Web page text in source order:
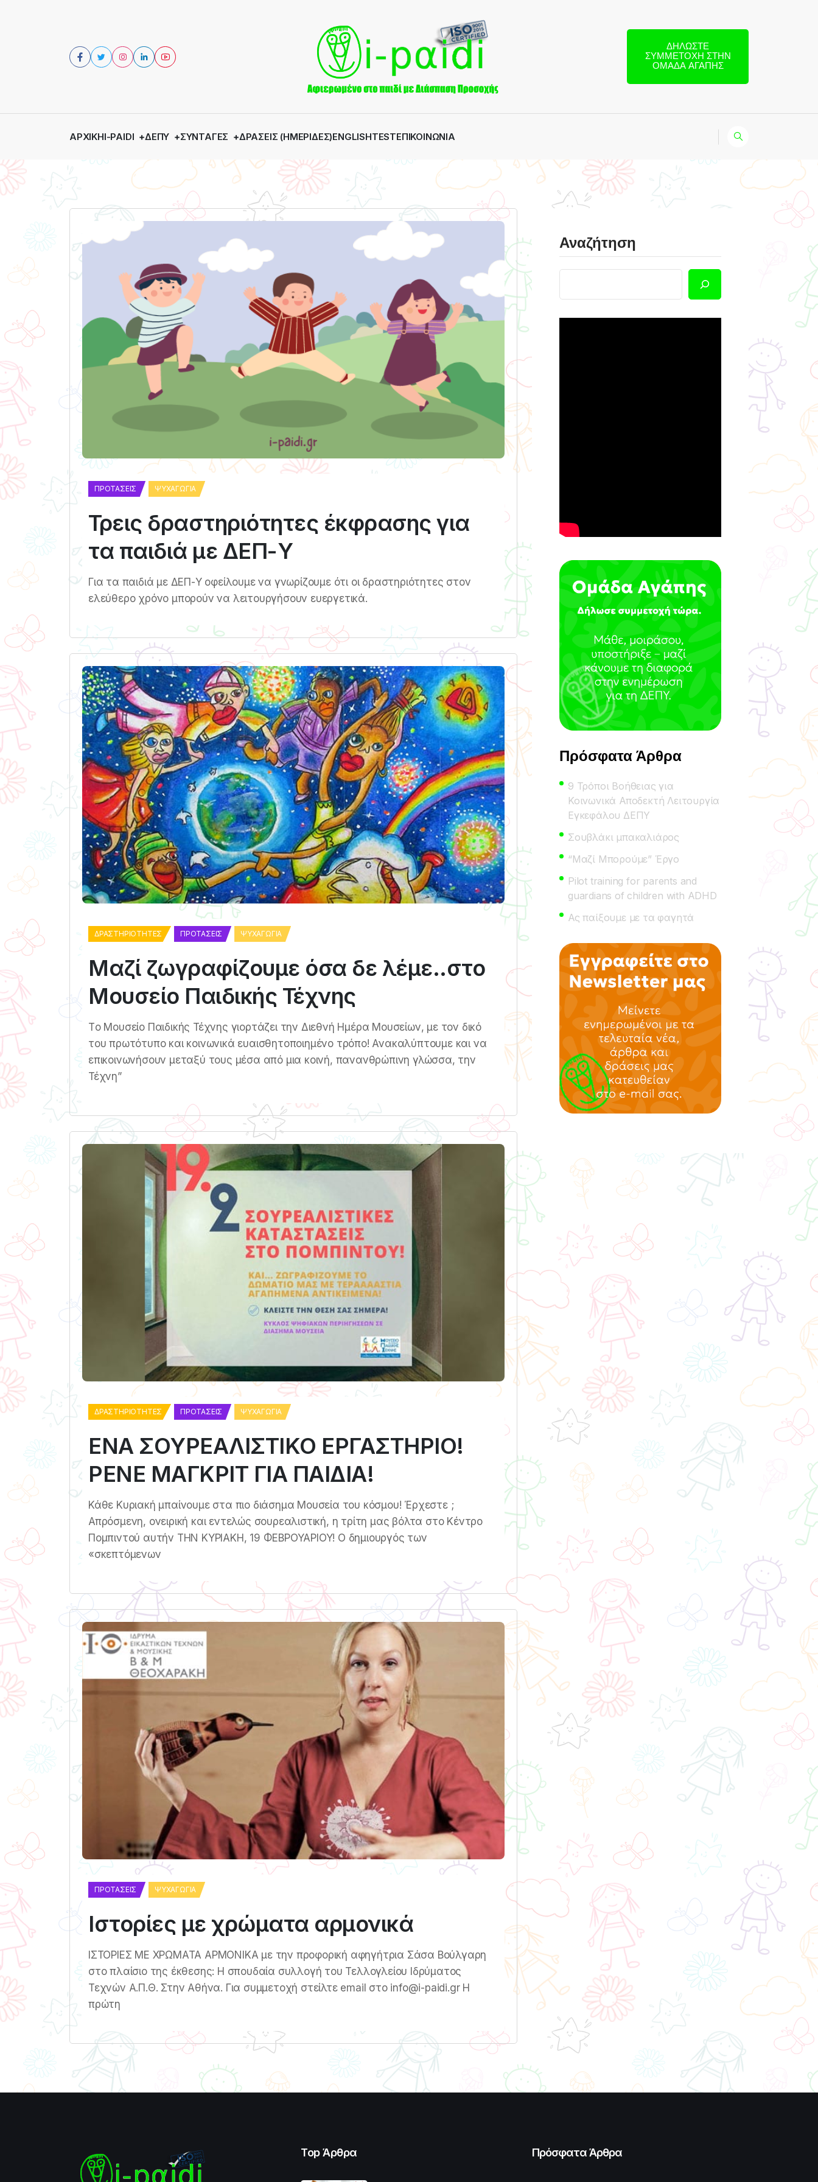
ΔΗΛΏΣΤΕ
ΣΥΜΜΕΤΟΧΉ ΣΤΗΝ
ΟΜΆΔΑ ΑΓΆΠΗΣ
ΑΡΧΙΚΉI-PAIDI ΔΕΠΥ ΣΥΝΤΑΓΈΣ ΔΡΆΣΕΙΣ (ΗΜΕΡΊΔΕΣ)ENGLISHTESTΕΠΙΚΟΙΝΩΝΊΑ
ΠΡΟΤΆΣΕΙΣ ΨΥΧΑΓΩΓΊΑ
Τρεις δραστηριότητες έκφρασης για
τα παιδιά με ΔΕΠ-Υ
Για τα παιδιά με ΔΕΠ-Υ οφείλουμε να γνωρίζουμε ότι οι δραστηριότητες στον
ελεύθερο χρόνο μπορούν να λειτουργήσουν ευεργετικά.
ΔΡΑΣΤΗΡΙΌΤΗΤΕΣ ΠΡΟΤΆΣΕΙΣ ΨΥΧΑΓΩΓΊΑ
Μαζί ζωγραφίζουμε όσα δε λέμε..στο
Μουσείο Παιδικής Τέχνης
Tο Μουσείο Παιδικής Τέχνης γιορτάζει την Διεθνή Ημέρα Μουσείων, με τον δικό
του πρωτότυπο και κοινωνικά ευαισθητοποιημένο τρόπο! Ανακαλύπτουμε και να
επικοινωνήσουν μεταξύ τους μέσα από μια κοινή, πανανθρώπινη γλώσσα, την
Τέχνη”
ΔΡΑΣΤΗΡΙΌΤΗΤΕΣ ΠΡΟΤΆΣΕΙΣ ΨΥΧΑΓΩΓΊΑ
ΕΝΑ ΣΟΥΡΕΑΛΙΣΤΙΚΟ ΕΡΓΑΣΤΗΡΙΟ!
ΡΕΝΕ ΜΑΓΚΡΙΤ ΓΙΑ ΠΑΙΔΙΑ!
Κάθε Κυριακή μπαίνουμε στα πιο διάσημα Μουσεία του κόσμου! Έρχεστε ;
Απρόσμενη, ονειρική και εντελώς σουρεαλιστική, η τρίτη μας βόλτα στο Κέντρο
Πομπιντού αυτήν ΤΗΝ ΚΥΡΙΑΚΗ, 19 ΦΕΒΡΟΥΑΡΙΟΥ! Ο δημιουργός των
«σκεπτόμενων
ΠΡΟΤΆΣΕΙΣ ΨΥΧΑΓΩΓΊΑ
Ιστορίες με χρώματα αρμονικά
ΙΣΤΟΡΙΕΣ ΜΕ ΧΡΩΜΑΤΑ ΑΡΜΟΝΙΚΑ με την προφορική αφηγήτρια Σάσα Βούλγαρη
στο πλαίσιο της έκθεσης: Η σπουδαία συλλογή του Τελλογλείου Ιδρύματος
Τεχνών Α.Π.Θ. Στην Αθήνα. Για συμμετοχή στείλτε email στο info@i-paidi.gr Η
πρώτη
Αναζήτηση
Πρόσφατα Άρθρα
9 Τρόποι Βοήθειας για
Κοινωνικά Αποδεκτή Λειτουργία
Εγκεφάλου ΔΕΠΥ
Σουβλάκι μπακαλιάρος
“Μαζί Μπορούμε” Έργο
Pilot training for parents and
guardians of children with ADHD
Ας παίξουμε με τα φαγητά
Top Άρθρα Πρόσφατα Άρθρα